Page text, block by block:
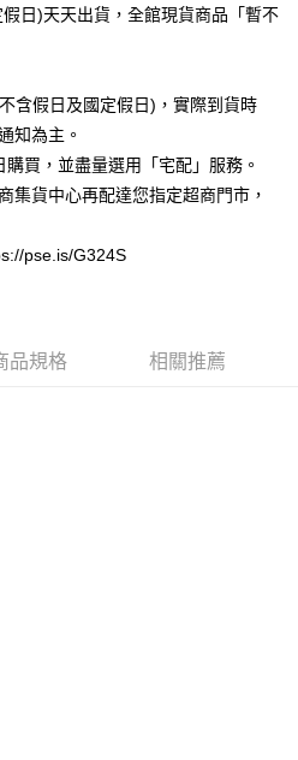
後，即可完成結帳。
通知簡訊。
擊此簡訊中的連結，可透過四大超商／
款，方視為交易完成。
刻繳費，但若您需要取消訂單，請聯絡
付 」之結帳頁面顯示為準，若有關於
等相關疑問，請聯繫「AFTEE先享後付
support/home
依據個別帳號之用戶狀況，依本公司即
人資訊註冊。若發現惡意使用之情形，
上)免運費
上)免運費
日)天天出貨，全館現貨商品「暫不
含假日及國定假日)，實際到貨時
知為主。
買，並盡量選用「宅配」服務。
集貨中心再配達您指定超商門市，
pse.is/G324S
品規格 相關推薦